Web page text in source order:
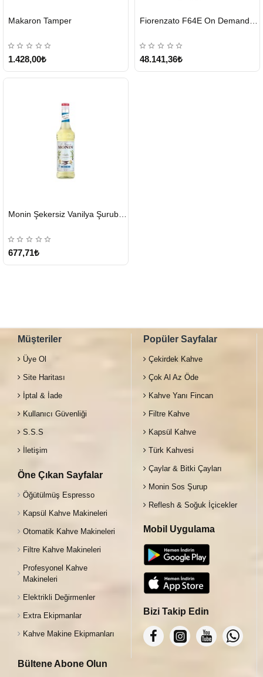
GÖNDERİ
Makaron Tamper
1.428,00₺
GÖNDERİ
48.141,36₺
GÖNDERİ
677,71₺
Müşteriler
Üye Ol
Site Haritası
İptal & İade
Kullanıcı Güvenliği
S.S.S
İletişim
Öne Çıkan Sayfalar
Öğütülmüş Espresso
Kapsül Kahve Makineleri
Otomatik Kahve Makineleri
Filtre Kahve Makineleri
Profesyonel Kahve
Makineleri
Elektrikli Değirmenler
Extra Ekipmanlar
Kahve Makine Ekipmanları
Popüler Sayfalar
Çekirdek Kahve
Çok Al Az Öde
Kahve Yanı Fincan
Filtre Kahve
Kapsül Kahve
Türk Kahvesi
Çaylar & Bitki Çayları
Monin Sos Şurup
Reflesh & Soğuk İçicekler
Mobil Uygulama
Bizi Takip Edin
Bültene Abone Olun